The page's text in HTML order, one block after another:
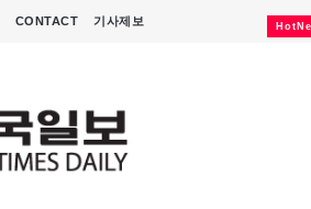
CONTACT 기사제보